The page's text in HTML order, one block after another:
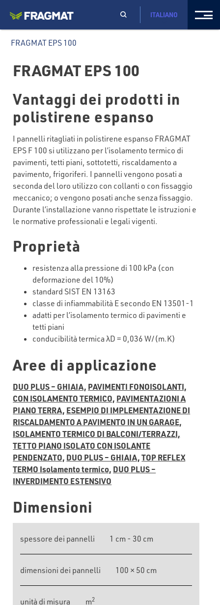
ITALIANO
FRAGMAT EPS 100
FRAGMAT EPS 100
Vantaggi dei prodotti in
polistirene espanso
I pannelli ritagliati in polistirene espanso FRAGMAT
EPS F 100 si utilizzano per l’isolamento termico di
pavimenti, tetti piani, sottotetti, riscaldamento a
pavimento, frigoriferi. I pannelli vengono posati a
seconda del loro utilizzo con collanti o con fissaggio
meccanico; o vengono posati anche senza fissaggio.
Durante l’installazione vanno rispettate le istruzioni e
le normative professionali e legali vigenti.
Proprietà
resistenza alla pressione di 100 kPa (con
deformazione del 10%)
standard SIST EN 13163
classe di infiammabilità E secondo EN 13501-1
adatti per l’isolamento termico di pavimenti e
tetti piani
conducibilità termica λD = 0,036 W/(m.K)
Aree di applicazione
DUO PLUS – GHIAIA, PAVIMENTI FONOISOLANTI,
CON ISOLAMENTO TERMICO, PAVIMENTAZIONI A
PIANO TERRA, ESEMPIO DI IMPLEMENTAZIONE DI
RISCALDAMENTO A PAVIMENTO IN UN GARAGE,
ISOLAMENTO TERMICO DI BALCONI/TERRAZZI,
TETTO PIANO ISOLATO CON ISOLANTE
PENDENZATO, DUO PLUS – GHIAIA, TOP REFLEX
TERMO Isolamento termico, DUO PLUS –
INVERDIMENTO ESTENSIVO
Dimensioni
spessore dei pannelli 1 cm - 30 cm
dimensioni dei pannelli 100 × 50 cm
unità di misura m2